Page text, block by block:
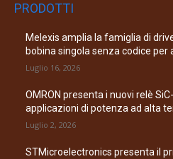
PRODOTTI
Melexis amplia la famiglia di
bobina singola senza codice per
Luglio 16, 2026
OMRON presenta i nuovi relè
applicazioni di potenza ad alta
Luglio 2, 2026
STMicroelectronics presenta il